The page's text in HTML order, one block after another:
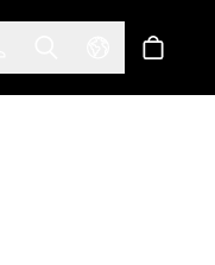
Select Tienda